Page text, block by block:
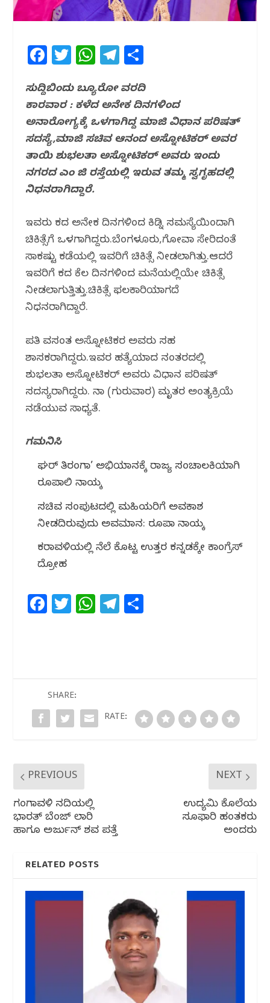
F
c
e
b
o
o
k
T
itt
e
r
W
at
s
A
p
p
T
e
g
ra
m
ar
e
ಸುದ್ದಿಬಿಂದು ಬ್ಯೂರೋ ವರದಿ
ಕಾರವಾರ : ಕಳೆದ ಅನೇಕ ದಿನಗಳಿಂದ
ಅನಾರೋಗ್ಯಕ್ಕೆ ಒಳಗಾಗಿದ್ದ ಮಾಜಿ ವಿಧಾನ ಪರಿಷತ್
ಸದಸ್ಯೆ,‌ಮಾಜಿ ಸಚಿವ ಆನಂದ ಅಸ್ನೋಟಿಕರ್ ಅವರ
ತಾಯಿ ಶುಭಲತಾ ಅಸ್ನೋಟಿಕರ್ ಅವರು ಇಂದು
ನಗರದ ಎಂ ಜಿ ರಸ್ತೆಯಲ್ಲಿ ಇರುವ ತಮ್ಮ ಸ್ವಗೃಹದಲ್ಲಿ
ನಿಧನರಾಗಿದ್ದಾರೆ.
ಇವರು ಕಳೆದ ಅನೇಕ ದಿನಗಳಿಂದ ಕಿಡ್ನಿ ಸಮಸ್ಯೆಯಿಂದಾಗಿ
ಚಿಕಿತ್ಸೆಗೆ ಒಳಗಾಗಿದ್ದರು.ಬೆಂಗಳೂರು,ಗೋವಾ ಸೇರಿದಂತೆ
ಸಾಕಷ್ಟು ಕಡೆಯಲ್ಲಿ ಇವರಿಗೆ ಚಿಕಿತ್ಸೆ ನೀಡಲಾಗಿತ್ತು.ಆದರೆ
ಇವರಿಗೆ ಕಳೆದ ಕೆಲ ದಿನಗಳಿಂದ ಮನೆಯಲ್ಲಿಯೇ ಚಿಕಿತ್ಸೆ
ನೀಡಲಾಗುತ್ತಿತ್ತು.‌ಚಿಕಿತ್ಸೆ ಫಲಕಾರಿಯಾಗದೆ
ನಿಧನರಾಗಿದ್ದಾರೆ.
ಪತಿ ವಸಂತ ಅಸ್ನೋಟಿಕರ ಅವರು ಸಹ
ಶಾಸಕರಾಗಿದ್ದರು.‌ಇವರ ಹತ್ಯೆಯಾದ ನಂತರದಲ್ಲಿ
ಶುಭಲತಾ ಅಸ್ನೋಟಿಕರ್ ಅವರು ವಿಧಾನ ಪರಿಷತ್
ಸದಸ್ಯರಾಗಿದ್ದರು. ನಾಳೆ (ಗುರುವಾರ) ಮೃತರ ಅಂತ್ಯಕ್ರಿಯೆ
ನಡೆಯುವ ಸಾಧ್ಯತೆ.
ಗಮನಿಸಿ
ಘರ್ ತಿರಂಗಾ’ ಅಭಿಯಾನಕ್ಕೆ ರಾಜ್ಯ ಸಂಚಾಲಕಿಯಾಗಿ
ರೂಪಾಲಿ ನಾಯ್ಕ
ಸಚಿವ ಸಂಪುಟದಲ್ಲಿ ಮಹಿಳೆಯರಿಗೆ ಅವಕಾಶ
ನೀಡದಿರುವುದು ಅವಮಾನ: ರೂಪಾ ನಾಯ್ಕ
ಕರಾವಳಿಯಲ್ಲಿ ನೆಲೆ ಕೊಟ್ಟ ಉತ್ತರ ಕನ್ನಡಕ್ಕೇ ಕಾಂಗ್ರೆಸ್
ದ್ರೋಹ
F
b
o
T
r
W
A
p
T
ra
SHARE:
RATE:
PREVIOUS
ಗಂಗಾವಳಿ ನದಿಯಲ್ಲಿ
ಭಾರತ್ ಬೆಂಜ್ ಲಾರಿ
ಹಾಗೂ ಅರ್ಜುನ್ ಶವ ಪತ್ತೆ
NEXT
ಉದ್ಯಮಿ ಕೊಲೆಯ
ಸೂಫಾರಿ ಹಂತಕರು
ಅಂದರು
RELATED POSTS